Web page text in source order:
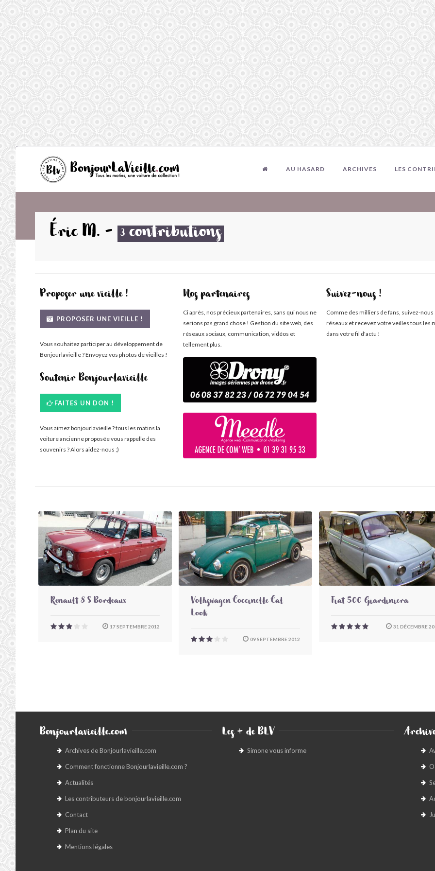
AU HASARD ARCHIVES LES
Éric M. - 3 contributions
Proposer une vieille !
PROPOSER UNE VIEILLE !
Vous souhaitez participer au développement de
Bonjourlavieille ? Envoyez vos photos de vieilles !
Soutenir Bonjourlavieille
FAITES UN DON !
Vous aimez bonjourlavieille ? tous les matins la
voiture ancienne proposée vous rappelle des
souvenirs ? Alors aidez-nous ;)
Nos partenaires
Ci après, nos précieux partenaires, sans qui nous ne
serions pas grand chose ! Gestion du site web, des
réseaux sociaux, communication, vidéos et
tellement plus.
Suivez-nous !
Comme des milliers de fans, suivez-nous
réseaux et recevez votre veilles tous les
dans votre fil d'actu !
Renault 8 S Bordeaux
17 SEPTEMBRE 2012
Volkswagen Coccinelle Cal
Look
09 SEPTEMBRE 2012
Fiat 500 Giardiniera
31 DÉCEMBRE
Bonjourlavieille.com
Archives de Bonjourlavieille.com
Comment fonctionne Bonjourlavieille.com ?
Actualités
Les contributeurs de bonjourlavieille.com
Contact
Plan du site
Mentions légales
Les + de BLV
Simone vous informe